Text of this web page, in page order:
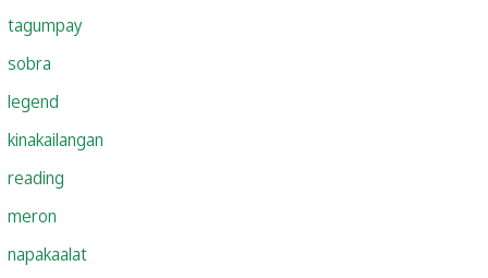
tagumpay
sobra
legend
kinakailangan
reading
meron
napakaalat